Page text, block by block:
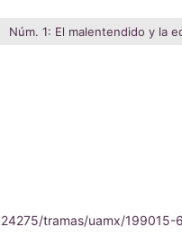
Núm. 1: El malentendido y la
tramas/uamx/199015-6